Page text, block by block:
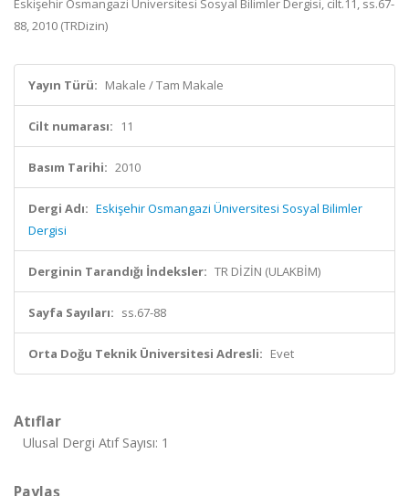
Eskişehir Osmangazi Üniversitesi Sosyal Bilimler Dergisi, cilt.11, ss.67-
88, 2010 (TRDizin)
Yayın Türü: Makale / Tam Makale
Cilt numarası: 11
Basım Tarihi: 2010
Dergi Adı: Eskişehir Osmangazi Üniversitesi Sosyal Bilimler
Dergisi
Derginin Tarandığı İndeksler: TR DİZİN (ULAKBİM)
Sayfa Sayıları: ss.67-88
Orta Doğu Teknik Üniversitesi Adresli: Evet
Atıflar
Ulusal Dergi Atıf Sayısı: 1
Paylaş